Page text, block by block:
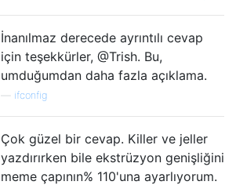
İnanılmaz derecede ayrıntılı cevap
için teşekkürler, @Trish. Bu,
umduğumdan daha fazla açıklama.
ifconfig
Çok güzel bir cevap. Killer ve jeller
yazdırırken bile ekstrüzyon genişliğini
meme çapının% 110'una ayarlıyorum.